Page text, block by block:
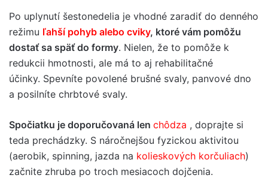
Po uplynutí šestonedelia je vhodné zaradiť do denného
režimu ľahší pohyb alebo cviky, ktoré vám pomôžu
dostať sa späť do formy. Nielen, že to pomôže k
redukcii hmotnosti, ale má to aj rehabilitačné
účinky. Spevníte povolené brušné svaly, panvové dno
a posilníte chrbtové svaly.
Spočiatku je doporučovaná len chôdza , doprajte si
teda prechádzky. S náročnejšou fyzickou aktivitou
(aerobik, spinning, jazda na kolieskových korčuliach)
začnite zhruba po troch mesiacoch dojčenia.